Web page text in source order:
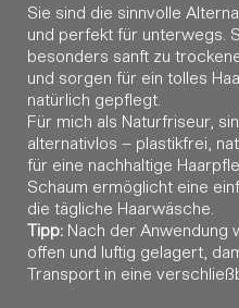
Sie sind die sinnvolle
und perfekt für unterwegs.
besonders sanft zu
und sorgen für ein tolles
natürlich gepflegt.
Für mich als Naturfriseur,
alternativlos – plastikfrei,
für eine nachhaltige
Schaum ermöglicht eine
die tägliche Haarwäsche.
Tipp: Nach der Anwendung
offen und luftig gelagert,
Transport in eine